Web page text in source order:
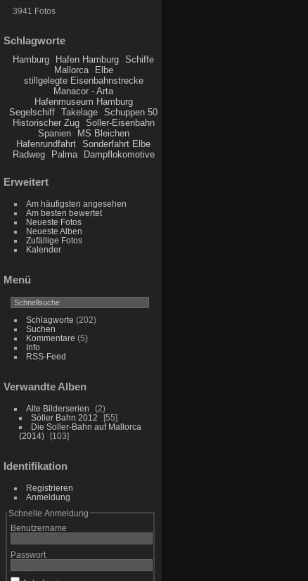
3941 Fotos
Schlagworte
Hamburg Hafen Hamburg
Schiffe
Mallorca
Elbe
stillgelegte Eisenbahnstrecke
Manacor - Arta
Hafenmuseum Hamburg
Segelschiff
Takelage
Schuppen 50
Historischer Zug
Soller-Eisenbahn
Spanien
MS Bleichen
Hafenrundfahrt
Sonderfahrt Elbe
Radweg
Palma Dampflokomotive
Erweitert
Am häufigsten angesehen
Am besten bewertet
Neueste Fotos
Neueste Alben
Zufällige Fotos
Kalender
Menü
Schlagworte (202)
Suchen
Kommentare (5)
Info
RSS-Feed
Verwandte Alben
Alte Bilderserien
2
Sóller Bahn 2012
55
Die Soller-Bahn auf Mallorca
(2014)
103
Identifikation
Registrieren
Anmeldung
Schnelle Anmeldung
Benutzername
Passwort